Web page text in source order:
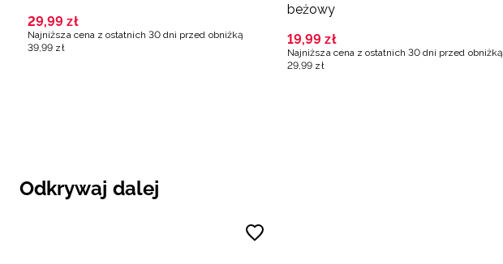
29,99 zł
Najniższa cena z ostatnich 30 dni przed obniżką
39 ,99 zł
beżowy
19,99 zł
Najniższa cena z ostatnich 30 dni przed obniżką
29 ,99 zł
Odkrywaj dalej